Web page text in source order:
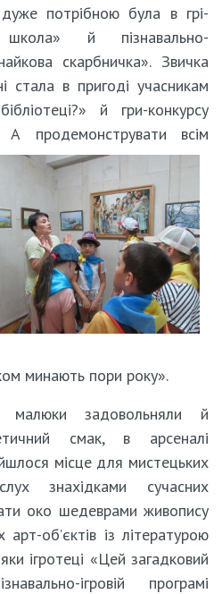
дуже потрібною була в грі-
й пізнавально-
скарбничка». Звичка
стала в пригоді учасникам
й гри-конкурсу
А продемонструвати всім
минають пори року».
задовольняли й
смак, в арсеналі
місце для мистецьких
знахідками сучасних
око шедеврами живопису
арт-об’єктів із літературою
ігротеці «Цей загадковий
ігровій програмі